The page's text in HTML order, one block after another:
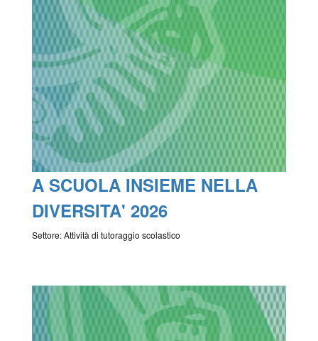
A SCUOLA INSIEME NELLA
DIVERSITA' 2026
Settore: Attività di tutoraggio scolastico